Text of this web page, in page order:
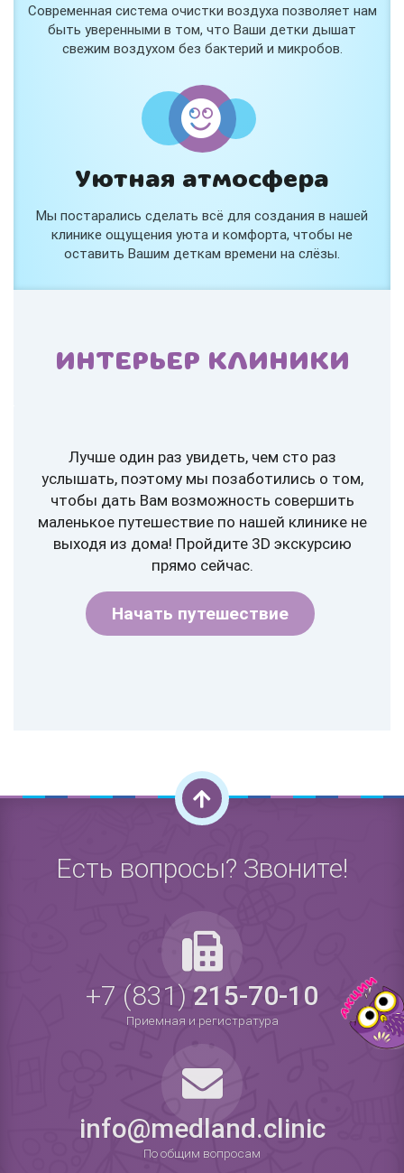
Современная система очистки воздуха позволяет нам
быть уверенными в том, что Ваши детки дышат
свежим воздухом без бактерий и микробов.
Уютная атмосфера
Мы постарались сделать всё для создания в нашей
клинике ощущения уюта и комфорта, чтобы не
оставить Вашим деткам времени на слёзы.
ИНТЕРЬЕР КЛИНИКИ
Лучше один раз увидеть, чем сто раз
услышать, поэтому мы позаботились о том,
чтобы дать Вам возможность совершить
маленькое путешествие по нашей клинике не
выходя из дома! Пройдите 3D экскурсию
прямо сейчас.
Начать путешествие
Есть вопросы? Звоните!
+7 (831)215-70-10
Приемная и регистратура
info@medland.clinic
По общим вопросам